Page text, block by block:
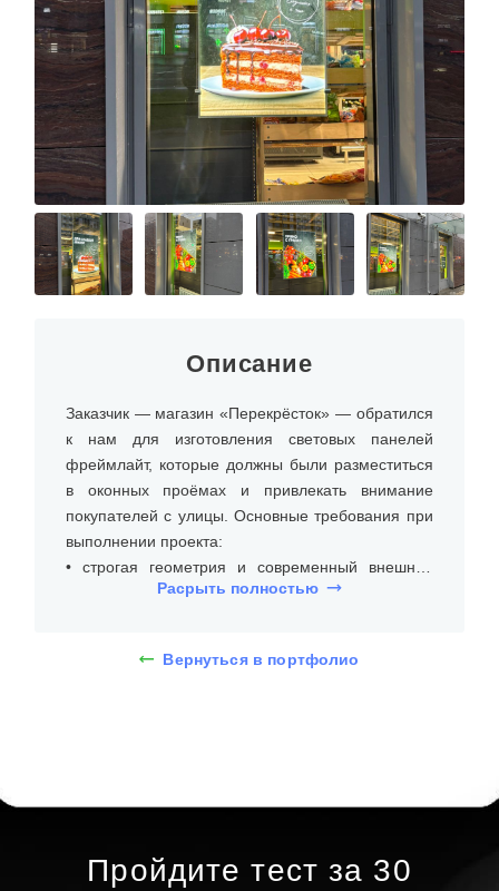
Описание
Заказчик — магазин «Перекрёсток» — обратился
к нам для изготовления световых панелей
фреймлайт, которые должны были разместиться
в оконных проёмах и привлекать внимание
покупателей с улицы. Основные требования при
выполнении проекта:
• строгая геометрия и современный внешний
эксплуатации.
встроенной светодиодной ленты 12 В,
Расрыть полностью
Вернуться в портфолио
Пройдите тест за 30